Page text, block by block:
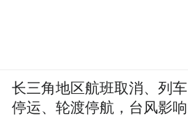
长三角地区航班取消、列车
停运、轮渡停航，台风影响